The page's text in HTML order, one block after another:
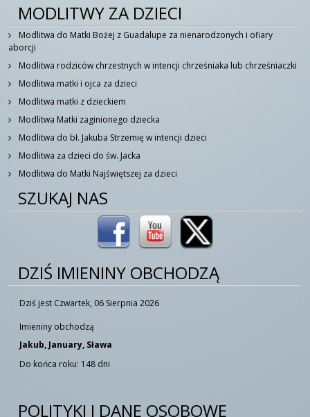
MODLITWY ZA DZIECI
Modlitwa do Matki Bożej z Guadalupe za nienarodzonych i ofiary
aborcji
Modlitwa rodziców chrzestnych w intencji chrześniaka lub chrześniaczki
Modlitwa matki i ojca za dzieci
Modlitwa matki z dzieckiem
Modlitwa Matki zaginionego dziecka
Modlitwa do bł. Jakuba Strzemię w intencji dzieci
Modlitwa za dzieci do św. Jacka
Modlitwa do Matki Najświętszej za dzieci
SZUKAJ NAS
DZIŚ IMIENINY OBCHODZĄ
Dziś jest Czwartek, 06 Sierpnia 2026
Imieniny obchodzą
Jakub, January, Sława
Do końca roku: 148 dni
POLITYKI I DANE OSOBOWE